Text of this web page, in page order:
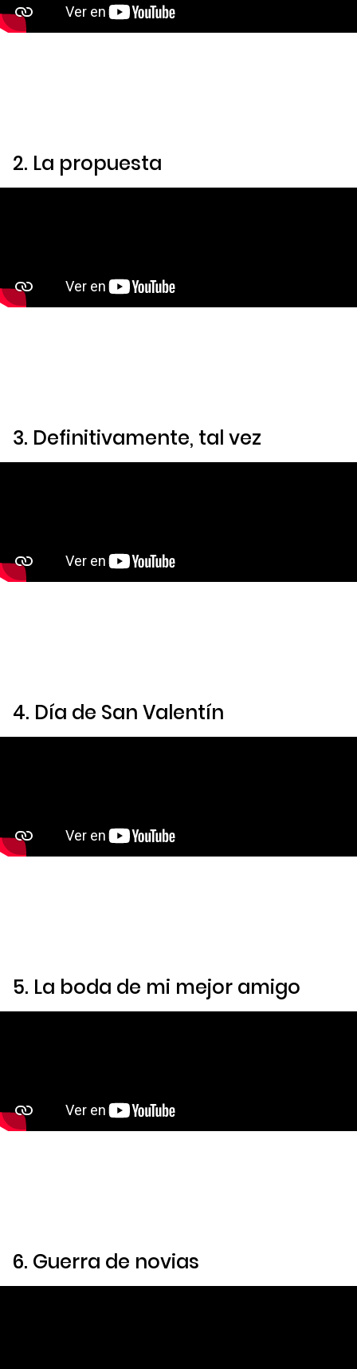
2. La propuesta
3. Definitivamente, tal vez
4. Día de San Valentín
5. La boda de mi mejor amigo
6. Guerra de novias